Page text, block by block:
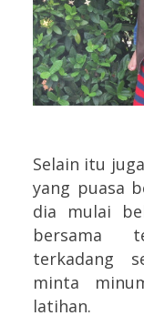
Selain itu
yang puasa
dia mulai
bersama
terkadang
minta
latihan.